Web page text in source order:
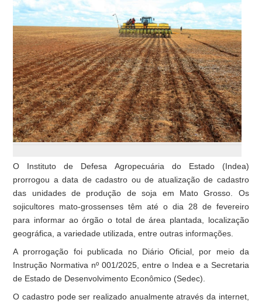
O Instituto de Defesa Agropecuária do Estado (Indea)
prorrogou a data de cadastro ou de atualização de cadastro
das unidades de produção de soja em Mato Grosso. Os
sojicultores mato-grossenses têm até o dia 28 de fevereiro
para informar ao órgão o total de área plantada, localização
geográfica, a variedade utilizada, entre outras informações.
A prorrogação foi publicada no Diário Oficial, por meio da
Instrução Normativa nº 001/2025, entre o Indea e a Secretaria
de Estado de Desenvolvimento Econômico (Sedec).
O cadastro pode ser realizado anualmente através da internet,